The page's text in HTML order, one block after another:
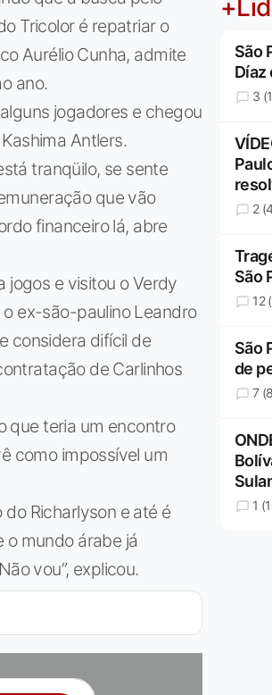
Tricolor é repatriar o
Aurélio Cunha, admite
ano.
jogadores e chegou
Antlers.
tranqüilo, se sente
que vão
financeiro lá, abre
jogos e visitou o Verdy
ex-são-paulino Leandro
considera difícil de
de Carlinhos
que teria um encontro
como impossível um
Richarlyson e até é
o mundo árabe já
vou”, explicou.
São
Díaz
3
2
São
12
São
de
7
1